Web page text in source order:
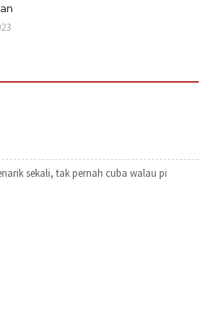
sekali, tak pernah cuba walau pi